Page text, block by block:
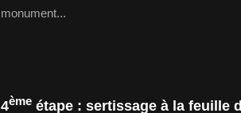
monument...
4ème étape : sertissage à la feuille